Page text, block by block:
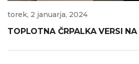
torek, 2 januarja, 2024
TOPLOTNA ČRPALKA VERSI NA